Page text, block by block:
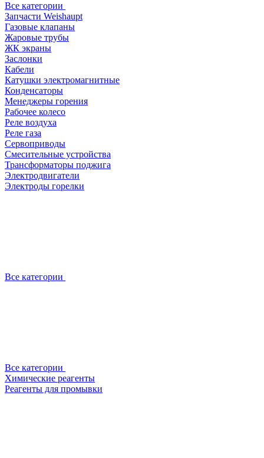
Все категории
Запчасти Weishaupt
Газовые клапаны
Жаровые трубы
ЖК экраны
Заслонки
Кабели
Катушки электромагнитные
Конденсаторы
Менеджеры горения
Рабочее колесо
Реле воздухa
Реле газа
Сервоприводы
Смесительные устройства
Трансформаторы поджига
Электродвигатели
Электроды горелки
Все категории
Все категории
Химические реагенты
Реагенты для промывки